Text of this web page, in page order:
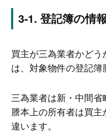
登記簿の情
買主が三為業者かど
は、対象物件の登記簿
三為業者は新・中間
謄本上の所有者は買
違います。